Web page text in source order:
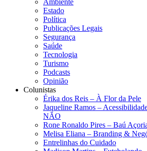
Estado
Política
Publicações Legais
Segurança
Saúde
Tecnologia
Turismo
Podcasts
Opinião
Colunistas
Érika dos Reis​ – À Flor da Pele
Jaqueline Ramos –
NÃO
Rone Ronaldo Pires – Baú
Melisa Eliana – Branding &
Entrelinhas do Cuidado